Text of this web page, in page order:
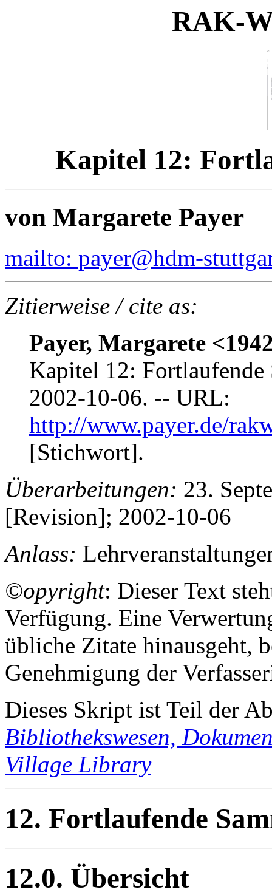
RAK-
Kapitel 12:
von Margarete Payer
mailto: payer@hdm-
Zitierweise / cite as:
Payer, Margarete
Kapitel 12: Fortlaufende
2002-10-06. -- URL:
http://www.payer.de/
[Stichwort].
Überarbeitungen: 23.
[Revision]; 2002-10-06
Anlass:
©opyright: Dieser Text
Verfügung. Eine
übliche Zitate hinausgeht,
Genehmigung der
Dieses Skript ist Teil der
Bibliothekswesen,
Village Library
12. Fortlaufende
12.0. Übersicht